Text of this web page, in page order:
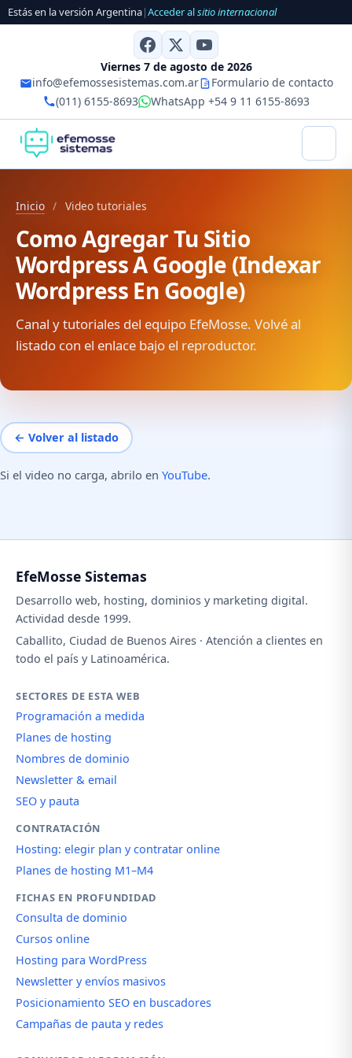
Estás en la versión Argentina|Acceder alsitio internacional
Viernes 7 de agosto de 2026
info@efemossesistemas.com.ar
Formulario de contacto
(011) 6155-8693
WhatsApp +54 9 11 6155-8693
Inicio / Video tutoriales
Como Agregar Tu Sitio
Wordpress A Google (Indexar
Wordpress En Google)
Canal y tutoriales del equipo EfeMosse. Volvé al
listado con el enlace bajo el reproductor.
← Volver al listado
Si el video no carga, abrilo en YouTube.
EfeMosse Sistemas
Desarrollo web, hosting, dominios y marketing digital.
Actividad desde 1999.
Caballito, Ciudad de Buenos Aires · Atención a clientes en
todo el país y Latinoamérica.
SECTORES DE ESTA WEB
Programación a medida
Planes de hosting
Nombres de dominio
Newsletter & email
SEO y pauta
CONTRATACIÓN
Hosting: elegir plan y contratar online
Planes de hosting M1–M4
FICHAS EN PROFUNDIDAD
Consulta de dominio
Cursos online
Hosting para WordPress
Newsletter y envíos masivos
Posicionamiento SEO en buscadores
Campañas de pauta y redes